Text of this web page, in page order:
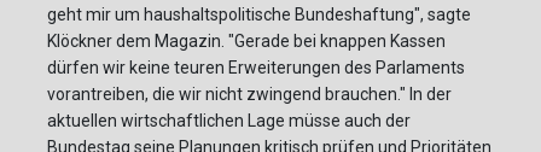
geht mir um haushaltspolitische Bundeshaftung", sagte
Klöckner dem Magazin. "Gerade bei knappen Kassen
dürfen wir keine teuren Erweiterungen des Parlaments
vorantreiben, die wir nicht zwingend brauchen." In der
aktuellen wirtschaftlichen Lage müsse auch der
Bundestag seine Planungen kritisch prüfen und Prioritäten